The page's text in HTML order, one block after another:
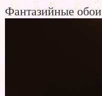
Фантазийные обои